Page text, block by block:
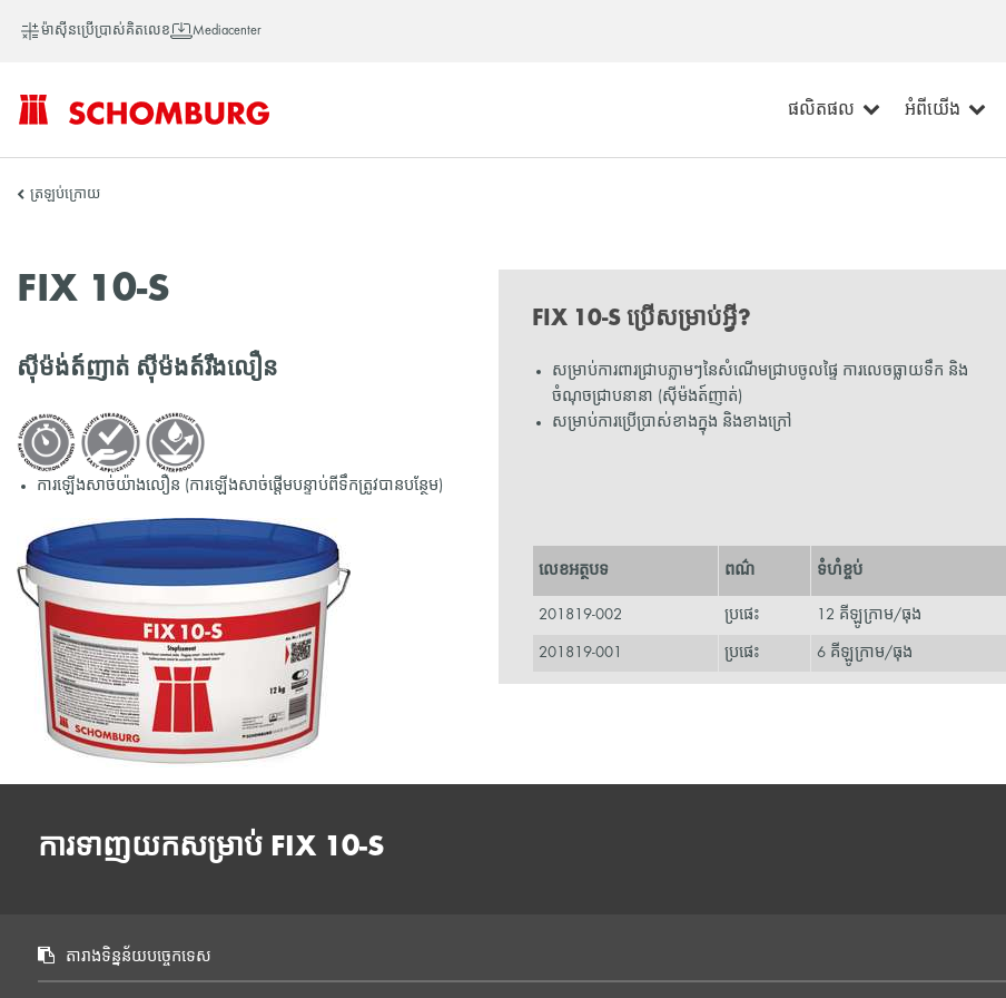
ម៉ាស៊ីនប្រើប្រាស់គិតលេខ Mediacenter
SCHOMBURG
ផលិតផល អំពីយើង
ត្រឡប់ក្រោយ
FIX 10-S
ស៊ីម៉ង់ត៍ញាត់ ស៊ីម៉ងត៍រឹងលឿន
ការឡើងសាច់យ៉ាងលឿន (ការឡើងសាច់ផ្តើមបន្ទាប់ពីទឹកត្រូវបានបន្ថែម)
FIX 10-S ប្រើសម្រាប់អ្វី?
សម្រាប់ការពារជ្រាបភ្លាមៗនៃសំណើមជ្រាបចូលផ្ទៃ ការលេចធ្លាយទឹក និង
ចំណុចជ្រាបនានា (ស៊ីម៉ងត៍ញាត់)
សម្រាប់ការប្រើប្រាស់ខាងក្នុង និងខាងក្រៅ
លេខអត្ថបទ ពណ៌ ទំហំខ្ចប់
201819-002 ប្រផេះ 12 គីឡូក្រាម/ធុង
201819-001 ប្រផេះ 6 គីឡូក្រាម/ធុង
ការទាញយកសម្រាប់ FIX 10-S
តារាងទិន្នន័យបច្ចេកទេស